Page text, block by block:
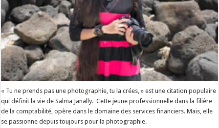
« Tu ne prends pas une photographie, tu la crées, » est une citation populaire
qui définit la vie de Salma Janally. Cette jeune professionnelle dans la filière
de la comptabilité, opère dans le domaine des services financiers. Mais, elle
se passionne depuis toujours pour la photographie.